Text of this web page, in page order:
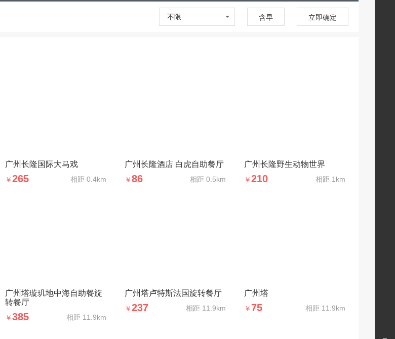
不限 含早 立即确定
广州长隆国际大马戏
￥265 相距 0.4km
广州长隆酒店 白虎自助餐厅
￥86 相距 0.5km
广州长隆野生动物世界
￥210 相距 1km
广州塔璇玑地中海自助餐旋
转餐厅
￥385 相距 11.9km
广州塔卢特斯法国旋转餐厅
￥237 相距 11.9km
广州塔
￥75 相距 11.9km